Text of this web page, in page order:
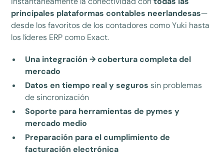
principales plataformas contables neerlandesas—
desde los favoritos de los contadores como Yuki hasta
los líderes ERP como Exact.
Una integración → cobertura completa del
mercado
Datos en tiempo real y seguros sin problemas
de sincronización
Soporte para herramientas de pymes y
mercado medio
Preparación para el cumplimiento de
facturación electrónica